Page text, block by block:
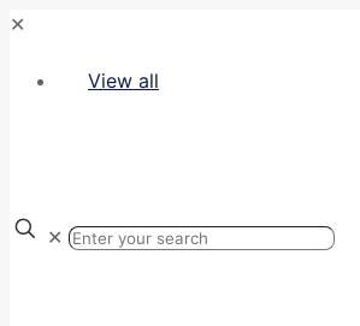
✕
View all
✕